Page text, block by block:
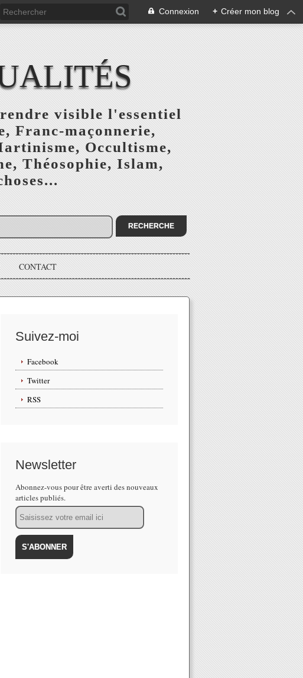
Connexion + Créer mon blog
visible l'essentiel
Franc-maçonnerie,
Occultisme,
Théosophie, Islam,
CONTACT
Suivez-moi
Facebook
Twitter
RSS
Newsletter
Abonnez-vous pour être averti des nouveaux
articles publiés.
Email